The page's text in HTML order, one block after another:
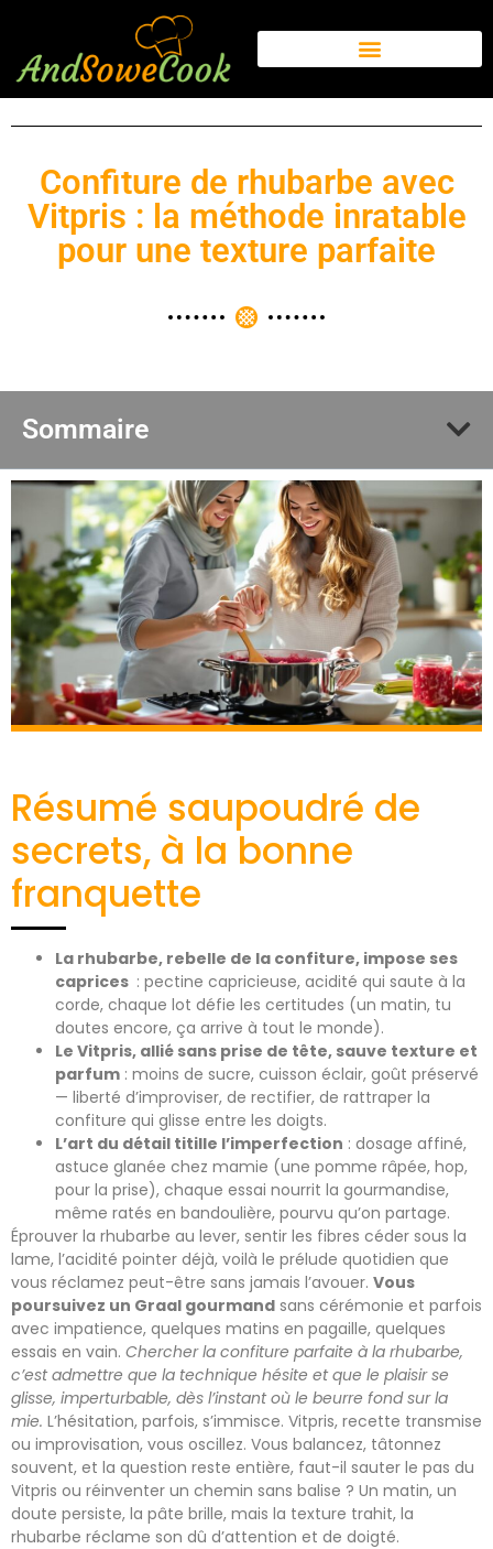
Confiture de rhubarbe avec
Vitpris : la méthode inratable
pour une texture parfaite
Sommaire
Résumé saupoudré de
secrets, à la bonne
franquette
La rhubarbe, rebelle de la confiture, impose ses
caprices : pectine capricieuse, acidité qui saute à la
corde, chaque lot défie les certitudes (un matin, tu
doutes encore, ça arrive à tout le monde).
Le Vitpris, allié sans prise de tête, sauve texture et
parfum : moins de sucre, cuisson éclair, goût préservé
— liberté d’improviser, de rectifier, de rattraper la
confiture qui glisse entre les doigts.
L’art du détail titille l’imperfection : dosage affiné,
astuce glanée chez mamie (une pomme râpée, hop,
pour la prise), chaque essai nourrit la gourmandise,
même ratés en bandoulière, pourvu qu’on partage.
Éprouver la rhubarbe au lever, sentir les fibres céder sous la
lame, l’acidité pointer déjà, voilà le prélude quotidien que
vous réclamez peut-être sans jamais l’avouer. Vous
poursuivez un Graal gourmand sans cérémonie et parfois
avec impatience, quelques matins en pagaille, quelques
essais en vain. Chercher la confiture parfaite à la rhubarbe,
c’est admettre que la technique hésite et que le plaisir se
glisse, imperturbable, dès l’instant où le beurre fond sur la
mie. L’hésitation, parfois, s’immisce. Vitpris, recette transmise
ou improvisation, vous oscillez. Vous balancez, tâtonnez
souvent, et la question reste entière, faut-il sauter le pas du
Vitpris ou réinventer un chemin sans balise ? Un matin, un
doute persiste, la pâte brille, mais la texture trahit, la
rhubarbe réclame son dû d’attention et de doigté.